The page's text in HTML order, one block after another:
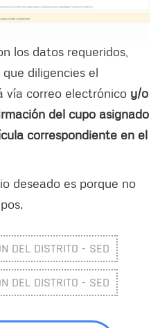
los datos requeridos,
diligencies el
vía correo electrónico y/o
del cupo asignado
correspondiente en el
deseado es porque no
DEL DISTRITO - SED
DEL DISTRITO - SED